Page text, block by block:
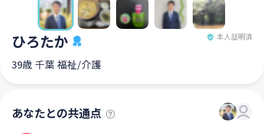
ひろたか 本人証明済
39歳 千葉 福祉/介護
あなたとの共通点